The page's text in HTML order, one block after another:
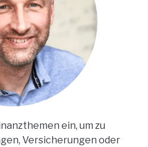
ein, um zu
Versicherungen oder